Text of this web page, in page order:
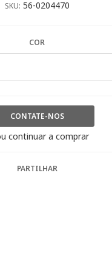
SKU: 56-0204470
COR
CONTATE-NOS
continuar a comprar
PARTILHAR